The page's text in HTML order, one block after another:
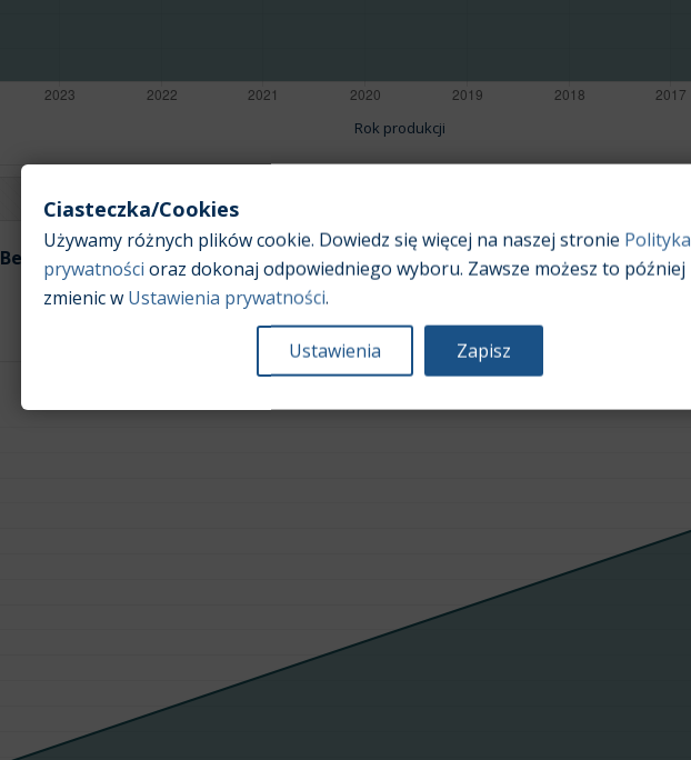
Rok produkcji
Benzyna Pojemność silnika: 3,3
Ciasteczka/Cookies
Używamy różnych plików cookie. Dowiedz się więcej na naszej stronie Polityka
prywatności oraz dokonaj odpowiedniego wyboru. Zawsze możesz to później
zmienic w Ustawienia prywatności.
Ustawienia Zapisz